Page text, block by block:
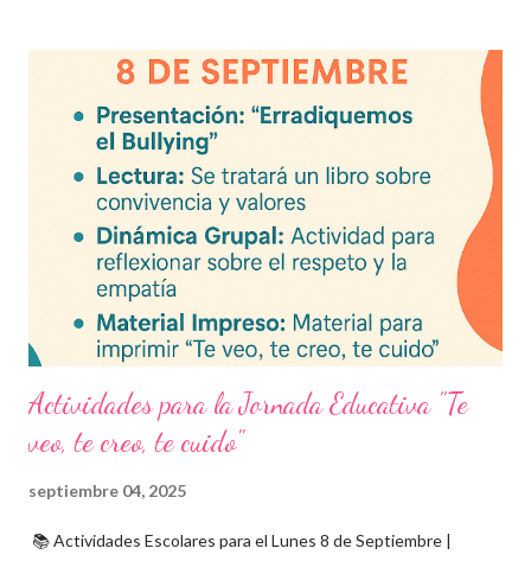
frecuentes Beneficios de utilizar estos exámenes trimestrales
Evaluaciones alineadas al programa oficial. Formato optimizado
para impresión o uso en plataformas educativas. Reactivos que
fortalecen la comprensión y el pensamiento crítico. Ideal para
formación docente y evaluación diagnóstica. Material
descargable PDF editable. Estos exámenes también pueden
integrarse en herramientas digitales pa...
Actividades para la Jornada Educativa "Te
veo, te creo, te cuido"
septiembre 04, 2025
📚 Actividades Escolares para el Lunes 8 de Septiembre |